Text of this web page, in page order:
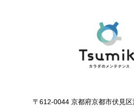
〒612-0044 京都府京都市伏見